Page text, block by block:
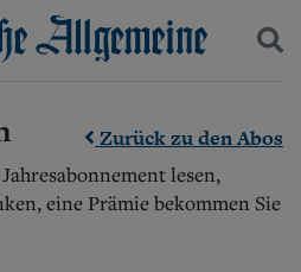
Politik
Kultur
Zurück zu den Abos
lesen,
eine Prämie bekommen Sie